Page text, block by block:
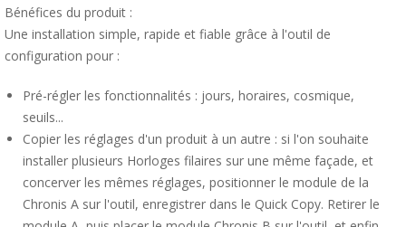
Bénéfices du produit :
Une installation simple, rapide et fiable grâce à l'outil de
configuration pour :
Pré-régler les fonctionnalités : jours, horaires, cosmique,
seuils...
Copier les réglages d'un produit à un autre : si l'on souhaite
installer plusieurs Horloges filaires sur une même façade, et
concerver les mêmes réglages, positionner le module de la
Chronis A sur l'outil, enregistrer dans le Quick Copy. Retirer le